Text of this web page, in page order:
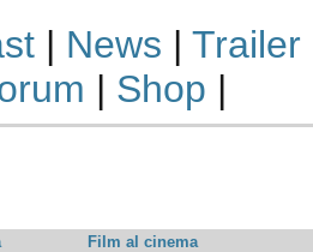
| News | Trailer
| Shop |
Film al cinema